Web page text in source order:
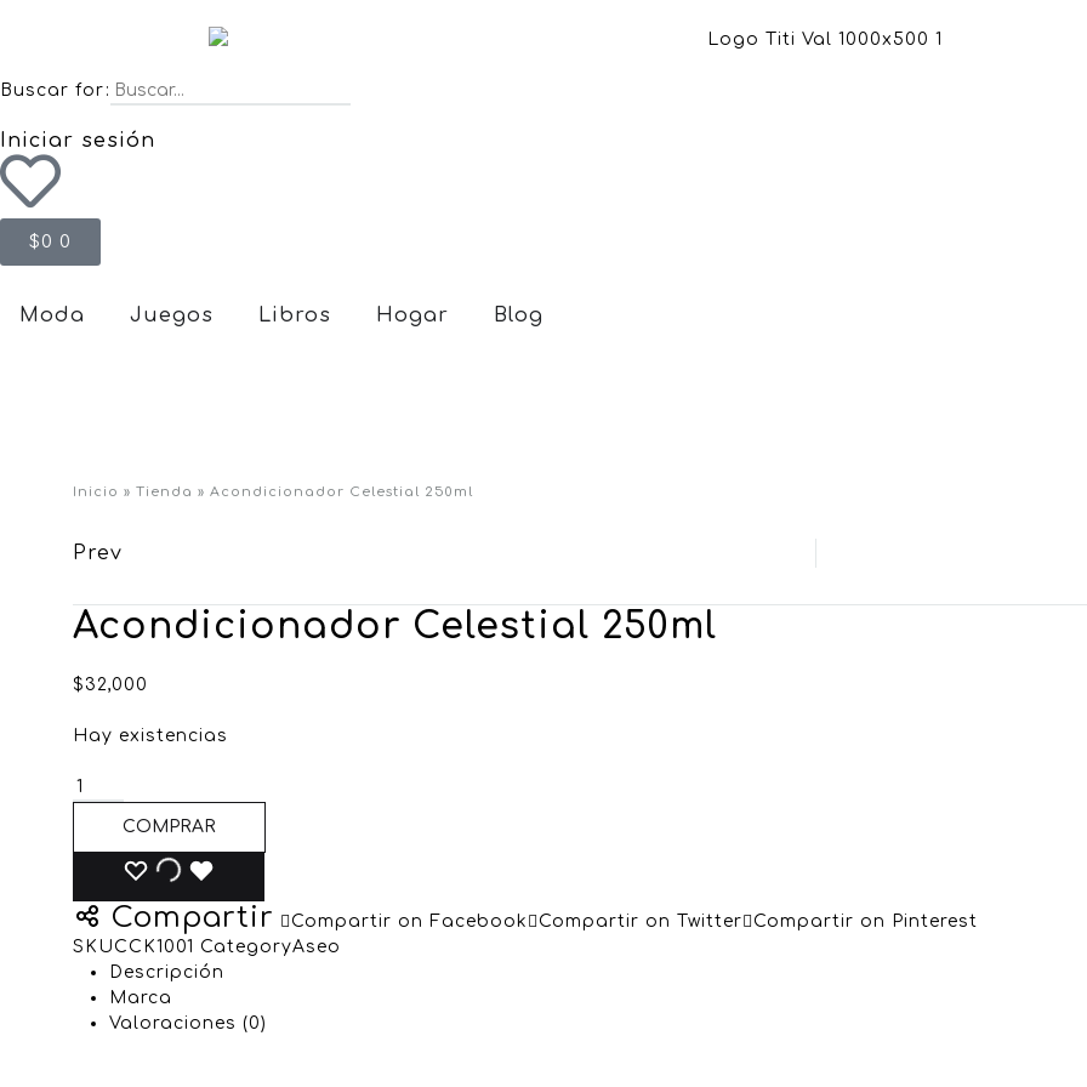
Buscar for:
Iniciar sesión
$0 0
Moda Juegos Libros Hogar Blog
Inicio » Tienda » Acondicionador Celestial 250ml
Prev
Acondicionador Celestial 250ml
$ 32,000
Hay existencias
COMPRAR
Compartir Compartir on Facebook Compartir on Twitter
Compartir on Pinterest
SKU CCK1001 CategoryAseo
Descripción
Marca
Valoraciones (0)